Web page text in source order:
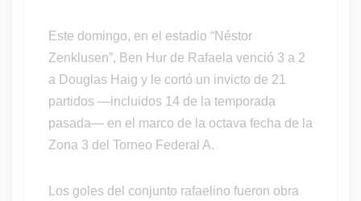
Este domingo, en el estadio “Néstor
Zenklusen”, Ben Hur de Rafaela venció 3 a 2
a Douglas Haig y le cortó un invicto de 21
partidos —incluidos 14 de la temporada
pasada— en el marco de la octava fecha de la
Zona 3 del Torneo Federal A.
Los goles del conjunto rafaelino fueron obra